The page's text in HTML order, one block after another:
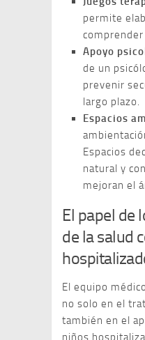
permite
Apoyo
de un
prevenir
largo plazo.
Espacios
Espacios
natural y
mejoran el
El papel de
de la salud
El equipo
no solo en el
también en el
niños